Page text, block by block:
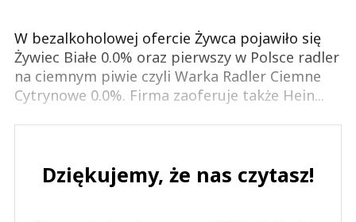
W bezalkoholowej ofercie Żywca pojawiło się
Żywiec Białe 0.0% oraz pierwszy w Polsce radler
na ciemnym piwie czyli Warka Radler Ciemne
Cytrynowe 0.0%. Firma zaoferuje także Hein...
Dziękujemy, że nas czytasz!